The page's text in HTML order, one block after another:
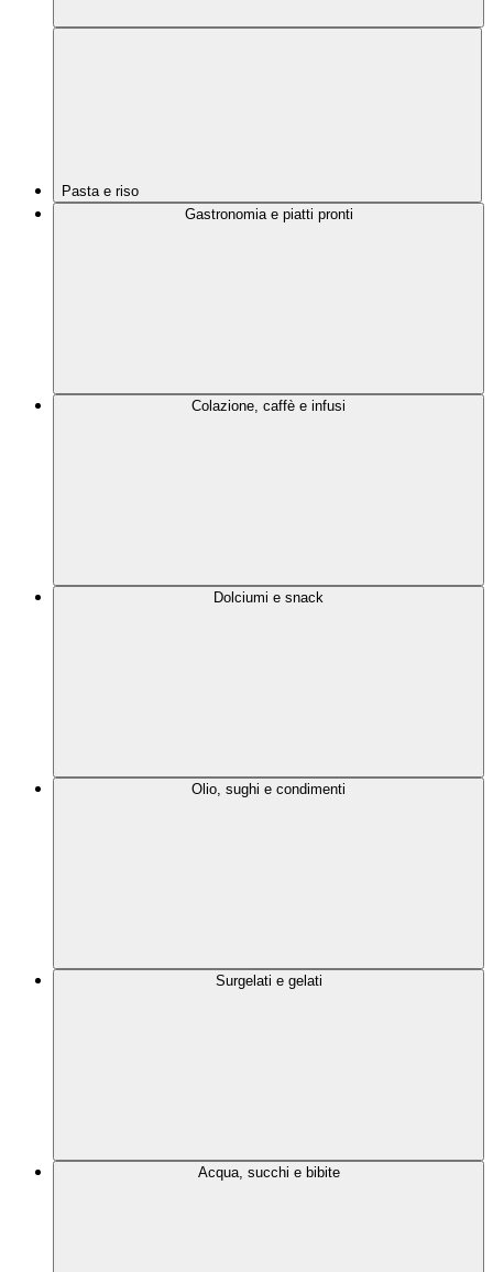
Pasta e riso
Gastronomia e piatti pronti
Colazione, caffè e infusi
Dolciumi e snack
Olio, sughi e condimenti
Surgelati e gelati
Acqua, succhi e bibite